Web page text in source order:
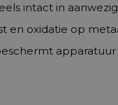
intact in
en oxidatie op